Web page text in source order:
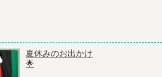
夏休みのお出かけ
🌟